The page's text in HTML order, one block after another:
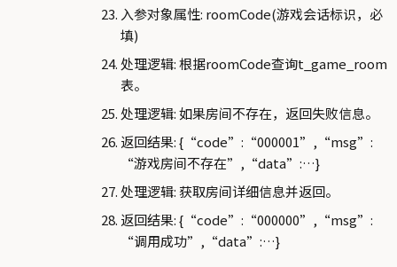
入参对象属性: roomCode(游戏会话标识，必
填)
处理逻辑: 根据roomCode查询t_game_room
表。
处理逻辑: 如果房间不存在，返回失败信息。
返回结果: {“code”:“000001”,“msg”:
“游戏房间不存在”,“data”:…}
处理逻辑: 获取房间详细信息并返回。
返回结果: {“code”:“000000”,“msg”:
“调用成功”,“data”:…}